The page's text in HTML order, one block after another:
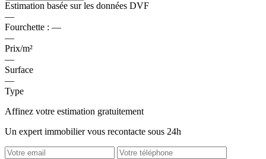
Estimation basée sur les données DVF
—
Fourchette : —
—
Prix/m²
—
Surface
—
Type
Affinez votre estimation gratuitement
Un expert immobilier vous recontacte sous 24h